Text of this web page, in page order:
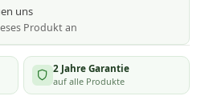
uns
Produkt an
2 Jahre Garantie
auf alle Produkte